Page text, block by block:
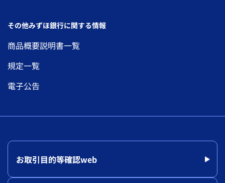
その他みずほ銀行に関する情報
商品概要説明書一覧
規定一覧
電子公告
お取引目的等確認web